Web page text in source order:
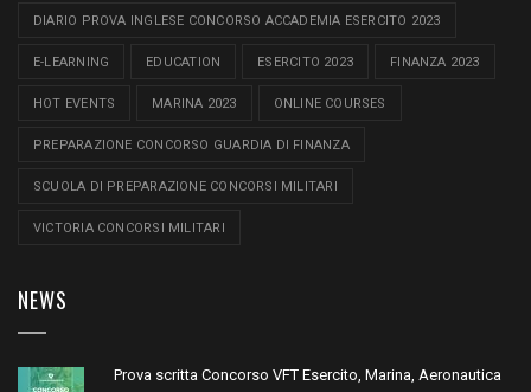
DIARIO PROVA INGLESE CONCORSO ACCADEMIA ESERCITO 2023
E-LEARNING EDUCATION ESERCITO 2023 FINANZA 2023
HOT EVENTS MARINA 2023 ONLINE COURSES
PREPARAZIONE CONCORSO GUARDIA DI FINANZA
SCUOLA DI PREPARAZIONE CONCORSI MILITARI
VICTORIA CONCORSI MILITARI
NEWS
Prova scritta Concorso VFT Esercito, Marina, Aeronautica